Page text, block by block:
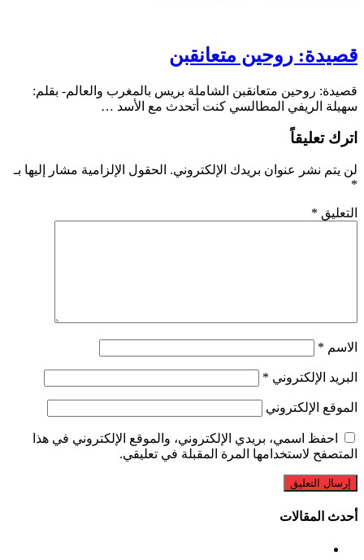
قصيدة: روحين متعانقبن
قصيدة: روحين متعانقبن الشاملة بريس بالمغرب والعالم- بقلم:
سهيلة الريفي المطالسي كنت أتحدث مع الأسد …
اترك تعليقاً
لن يتم نشر عنوان بريدك الإلكتروني. الحقول الإلزامية مشار إليها بـ
*
التعليق *
الاسم *
البريد الإلكتروني *
الموقع الإلكتروني
احفظ اسمي، بريدي الإلكتروني، والموقع الإلكتروني في هذا
المتصفح لاستخدامها المرة المقبلة في تعليقي.
أحدث المقالات